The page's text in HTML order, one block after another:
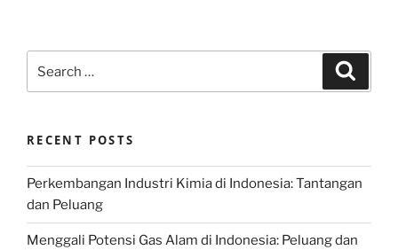
for:
RECENT POSTS
Perkembangan Industri Kimia di Indonesia: Tantangan
dan Peluang
Menggali Potensi Gas Alam di Indonesia: Peluang dan